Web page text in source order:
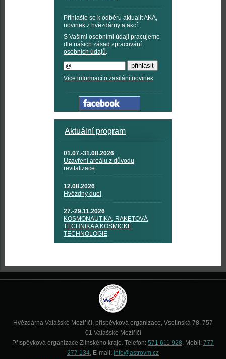
Přihlašte se k odběru aktualit AKA,
novinek z hvězdárny a akcí:
S Vašimi osobními údaji pracujeme
dle našich zásad zpracování
osobních údajů.
Více informací o zasílání novinek
Aktuální program
01.07.-31.08.2026
Uzavření areálu z důvodu
revitalizace
12.08.2026
Hvězdný duel
27.-29.11.2026
KOSMONAUTIKA, RAKETOVÁ
TECHNIKA A KOSMICKÉ
TECHNOLOGIE
Hvězdárna Valašské Meziříčí, příspěvková organizace, Vsetínská 78, 757
01 Valašské Meziříčí
Příspěvková organizace Zlínského kraje. Telefon: 571 611 928, Mobil: 777
277 134, E-mail: info@astrovm.cz